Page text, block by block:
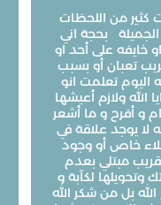
كثير من اللحظات
بحجة اني
خايفه على أحد او
تعبان أو بسبب
اليوم تعلمت انو
الله ولازم أعيشها
و أفرح و ما أشعر
لا يوجد علاقة في
خاص أو وجود
مبتلي بعدم
وتحويلها لكآبة و
بل من شكر الله